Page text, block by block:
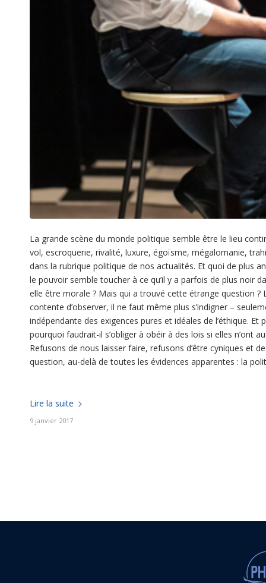
La grande scène du monde politique semble être le lieu
vol, escroquerie, rivalité, luxure, égoïsme, mégalomanie,
dans la rubrique politique de nos actualités. Et quoi de plus
le pouvoir semble toucher à ce qu’il y a parfois de plus noir
elle être morale ? Mais qui a trouvé cette étrange question ?
contente d’observer, il ne faut même plus s’indigner –
indépendante des exigences pures et idéales de l’éthique.
pourquoi faudrait-il s’obliger à obéir à des lois si elles n’ont
Refusons de nous laisser faire, refusons d’être cyniques et
question, au-delà de toutes les évidences apparentes : la
Lire la suite
9 janvier 2017